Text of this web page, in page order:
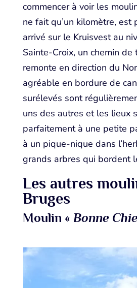
commencer à voir les
ne fait qu’un kilomètre, est
arrivé sur le Kruisvest au
Sainte-Croix, un chemin de
remonte en direction du
agréable en bordure de
surélevés sont
uns des autres et les lieux
parfaitement à une petite
à un pique-nique dans
grands arbres qui bordent
Les autres
Bruges
Moulin « Bonne